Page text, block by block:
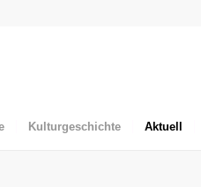
Kulturgeschichte Aktuell